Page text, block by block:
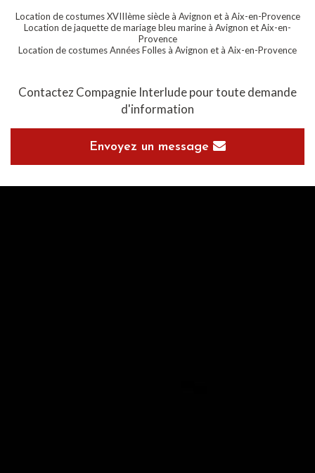
Location de costumes XVIIIème siècle à Avignon et à Aix-en-Provence
Location de jaquette de mariage bleu marine à Avignon et Aix-en-
Provence
Location de costumes Années Folles à Avignon et à Aix-en-Provence
Contactez Compagnie Interlude pour toute demande
d'information
Envoyez un message